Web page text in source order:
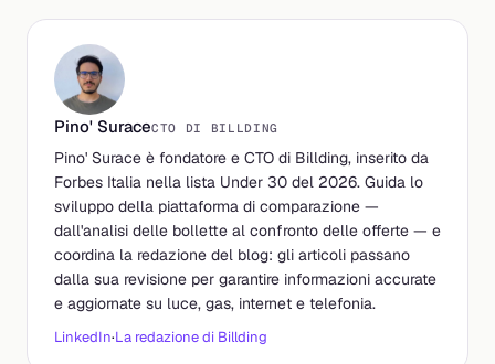
Pino' SuraceCTO DI BILLDING
Pino' Surace è fondatore e CTO di Billding, inserito da
Forbes Italia nella lista Under 30 del 2026. Guida lo
sviluppo della piattaforma di comparazione —
dall'analisi delle bollette al confronto delle offerte — e
coordina la redazione del blog: gli articoli passano
dalla sua revisione per garantire informazioni accurate
e aggiornate su luce, gas, internet e telefonia.
LinkedIn·La redazione di Billding